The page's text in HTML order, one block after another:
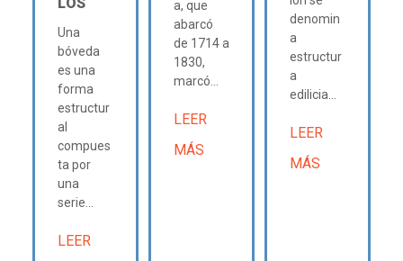
Una
bóveda
es una
forma
estructur
al
compues
ta por
una
serie...
LEER
a, que
abarcó
de 1714 a
1830,
marcó...
LEER
MÁS
denomin
a
estructur
a
edilicia...
LEER
MÁS